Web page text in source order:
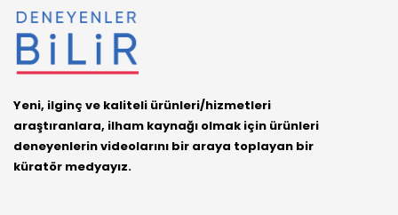
Yeni, ilginç ve kaliteli ürünleri/hizmetleri
araştıranlara, ilham kaynağı olmak için ürünleri
deneyenlerin videolarını bir araya toplayan bir
küratör medyayız.